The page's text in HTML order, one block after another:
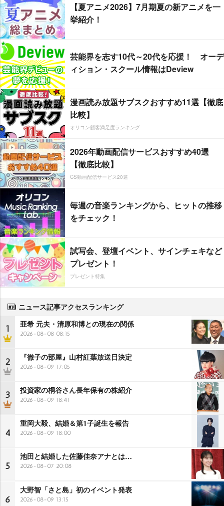
【夏アニメ2026】7月期夏の新アニメを一
挙紹介！
芸能界を志す10代～20代を応援！ オーデ
ィション・スクール情報はDeview
漫画読み放題サブスクおすすめ11選【徹底
比較】
オリコン顧客満足度ランキング
2026年動画配信サービスおすすめ40選
【徹底比較】
CS動画配信サービス20選
毎週の音楽ランキングから、ヒットの推移
をチェック！
試写会、登壇イベント、サインチェキなど
プレゼント！
プレゼント特集
ニュース記事アクセスランキング
1 亜希 元夫・清原和博との現在の関係
2026-08-08 08:15
2 『徹子の部屋』山村紅葉放送日決定
2026-08-09 17:05
3 投資家の桐谷さん長年保有の株紹介
2026-08-09 18:41
4
重岡大毅、結婚＆第1子誕生を報告
2026-08-09 18:00
5
池田と結婚した佐藤佳奈アナとは…
2026-08-07 20:08
6
大野智「さと島」初のイベント発表
2026-08-09 13:15